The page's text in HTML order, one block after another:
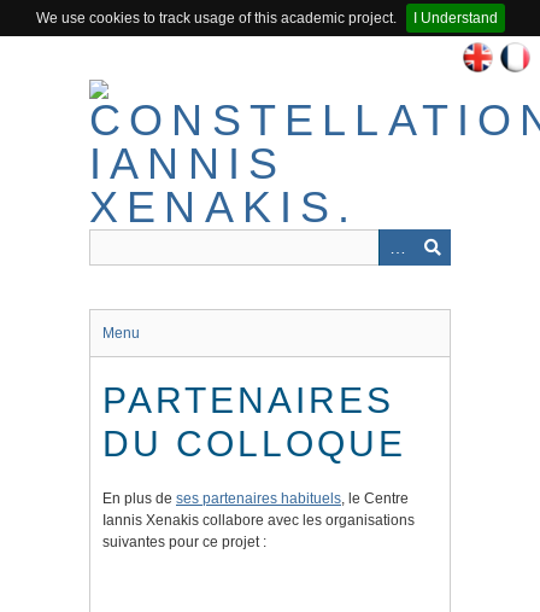
We use cookies to track usage of this academic project.
I Understand
Menu
PARTENAIRES
DU COLLOQUE
En plus de ses partenaires habituels, le Centre
Iannis Xenakis collabore avec les organisations
suivantes pour ce projet :